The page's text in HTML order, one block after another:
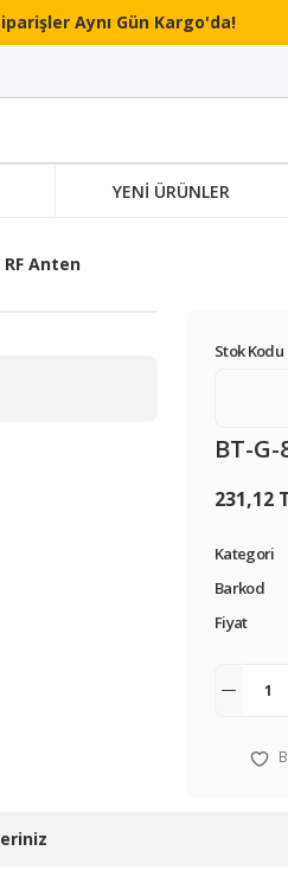
Aynı Gün Kargo'da!
YENİ ÜRÜNLER
RF Anten
Stok Kodu :
BT-
231,12
Kategori
Barkod
Fiyat